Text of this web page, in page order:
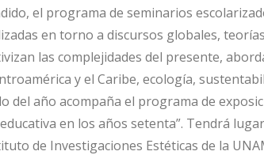
el programa de seminarios
en torno a discursos globales,
las complejidades del presente,
y el Caribe, ecología,
del año acompaña el programa de
en los años setenta”. Tendrá
de Investigaciones Estéticas de la